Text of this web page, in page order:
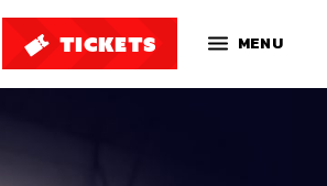
TICKETS MENU